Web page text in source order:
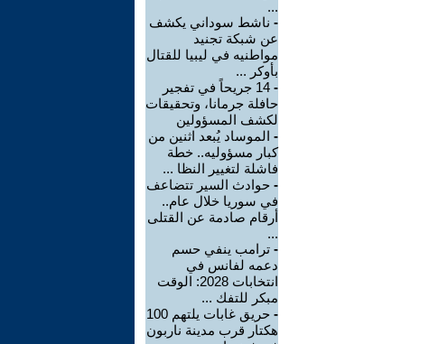
...
- ناشط سوداني يكشف
عن شبكة تجنيد
مواطنيه في ليبيا للقتال
بأوكر ...
-
14 جريحاً في تفجير
حافلة جرمانا، وتحقيقات
لكشف المسؤولين
- الموساد يُبعد اثنين من
كبار مسؤوليه.. خطة
فاشلة لتغيير النظا ...
- حوادث السير تتضاعف
في سوريا خلال عام..
أرقام صادمة عن القتلى
...
- ترامب ينفي حسم
دعمه لفانس في
انتخابات 2028: الوقت
مبكر للتفك ...
-
حريق غابات يلتهم 100
هكتار قرب مدينة ناربون